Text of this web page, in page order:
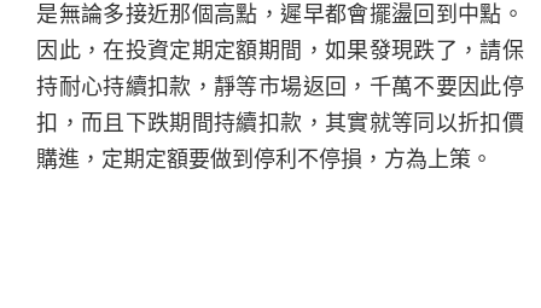
是無論多接近那個高點，遲早都會擺盪回到中點。
因此，在投資定期定額期間，如果發現跌了，請保
持耐心持續扣款，靜等市場返回，千萬不要因此停
扣，而且下跌期間持續扣款，其實就等同以折扣價
購進，定期定額要做到停利不停損，方為上策。